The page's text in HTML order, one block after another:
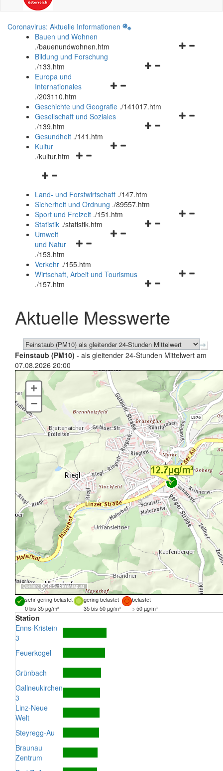
Coronavirus: Aktuelle Informationen
Bauen und Wohnen
./bauenundwohnen.htm
Navigationsmenü
Bildung und Forschung
./133.htm
Navigationsmenü
und
schließen
Europa und
Internationales
./203110.htm
Geschichte und Geografie ./141017.htm
Navigationsmenü
Gesellschaft und Soziales
./139.htm
Navigationsmenü
Gesundheit ./141.htm
Navigationsmenü
Kultur
./kultur.htm
Navigationsmenü
und
schließen
Land- und Forstwirtschaft ./147.htm
Sicherheit und Ordnung ./89557.htm
Navigationsmenü
Sport und Freizeit ./151.htm
Navigationsmenü
Statistik ./statistik.htm
Navigationsmenü
und
schließen
Umwelt
und Natur
./153.htm
Verkehr ./155.htm
Navigationsmenü
schließen
Wirtschaft, Arbeit und Tourismus
./157.htm
Aktuelle Messwerte
Feinstaub (PM10) - als gleitender 24-Stunden Mittelwert am
07.08.2026 20:00
Quellen: DORIS,basemap.at
+
–
sehr gering belastet gering belastet
belastet
0 bis 35 µg/m³
35 bis 50 µg/m³ > 50 µg/m³
Station
Enns-Kristein
3
Feuerkogel
Grünbach
Gallneukirchen
3
Linz-Neue
Welt
Steyregg-Au
Braunau
Zentrum